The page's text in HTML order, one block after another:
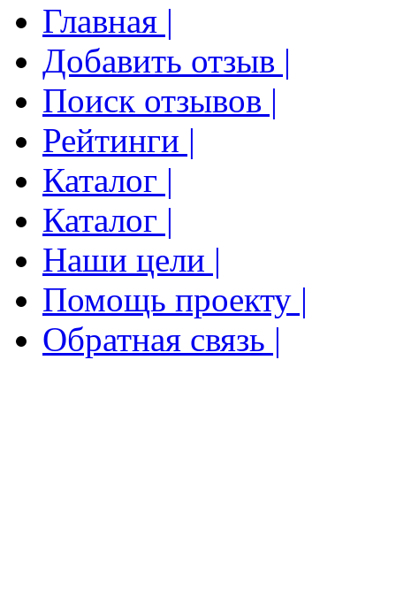
Главная |
Добавить отзыв |
Поиск отзывов |
Рейтинги |
Каталог |
Каталог |
Наши цели |
Помощь проекту |
Обратная связь |